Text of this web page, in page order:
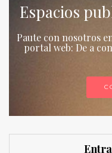
Espacios
Paute con nosotros
portal web: De a